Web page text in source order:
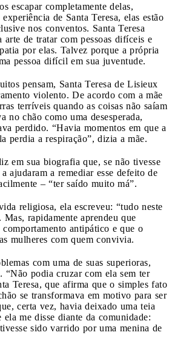
escapar completamente delas,
de Santa Teresa, elas estão
nos conventos. Santa Teresa
arte de tratar com pessoas difíceis e
por elas. Talvez porque a própria
pessoa difícil em sua juventude.
pensam, Santa Teresa de Lisieux
violento. De acordo com a mãe
terríveis quando as coisas não saíam
no chão como uma desesperada,
perdido. “Havia momentos em que a
perdia a respiração”, dizia a mãe.
em sua biografia que, se não tivesse
ajudaram a remediar esse defeito de
– “ter saído muito má”.
religiosa, ela escreveu: “tudo neste
rapidamente aprendeu que
antipático e que o
mulheres com quem convivia.
com uma de suas superioras,
“Não podia cruzar com ela sem ter
Teresa, que afirma que o simples fato
se transformava em motivo para ser
certa vez, havia deixado uma teia
ela me disse diante da comunidade:
sido varrido por uma menina de